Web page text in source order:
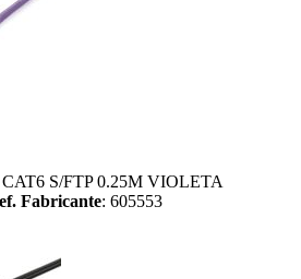
S/FTP 0.25M VIOLETA
Fabricante: 605553